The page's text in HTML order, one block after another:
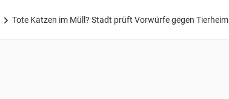
Tote Katzen im Müll? Stadt prüft Vorwürfe gegen Tierheim